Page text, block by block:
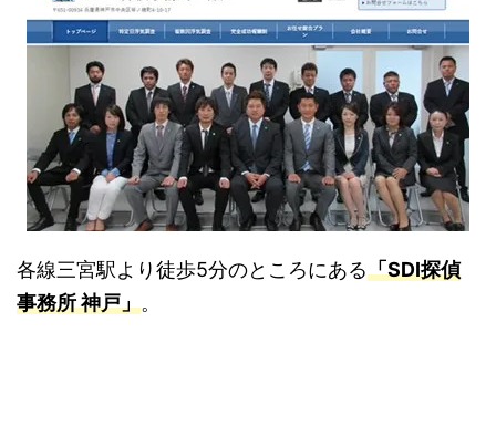
各線三宮駅より徒歩5分のところにある「SDI探偵
事務所 神戸」。